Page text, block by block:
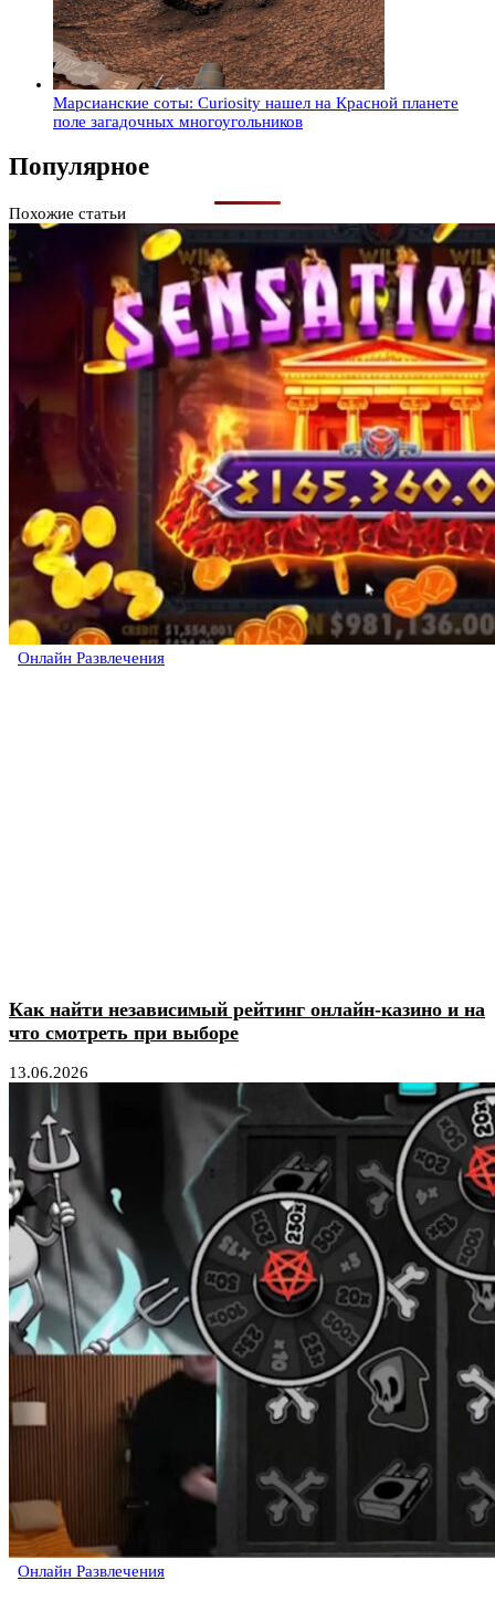
Марсианские соты: Curiosity нашел на Красной планете
поле загадочных многоугольников
Популярное
Похожие статьи
Онлайн Развлечения
Как найти независимый рейтинг онлайн-казино и на
что смотреть при выборе
13.06.2026
Онлайн Развлечения